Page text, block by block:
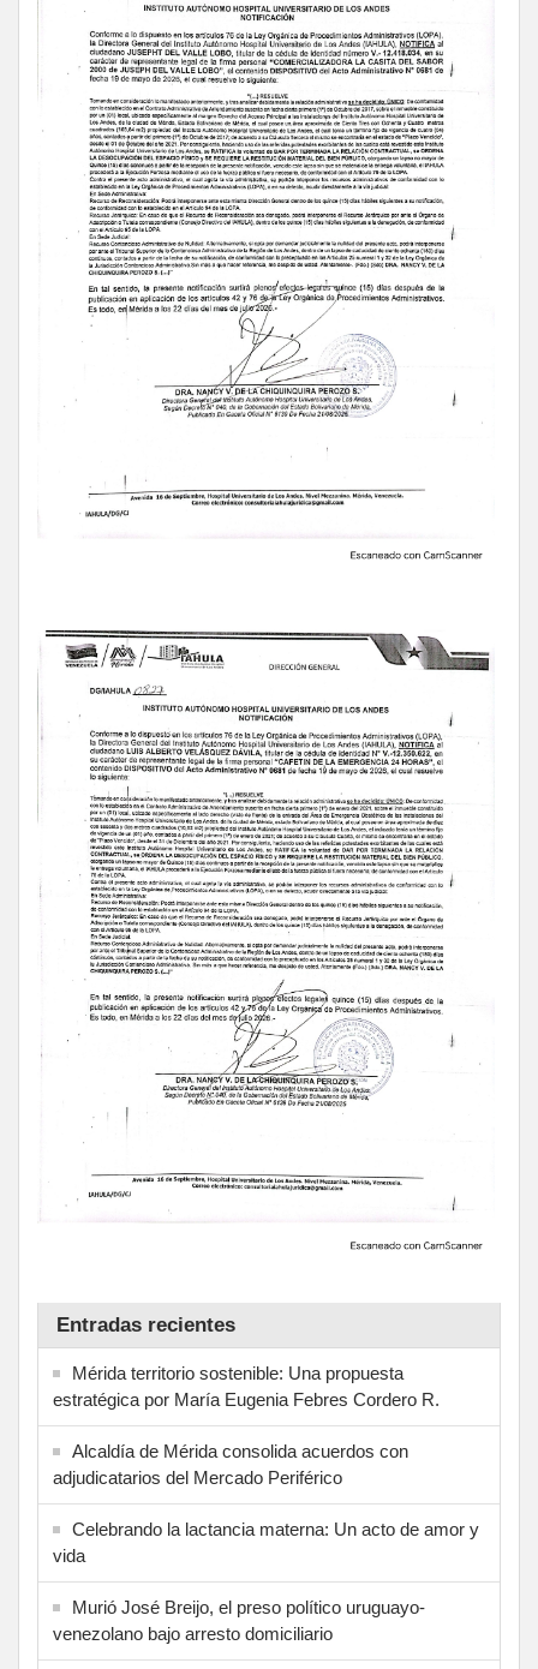
Entradas recientes
Mérida territorio sostenible: Una propuesta
estratégica por María Eugenia Febres Cordero R.
Alcaldía de Mérida consolida acuerdos con
adjudicatarios del Mercado Periférico
Celebrando la lactancia materna: Un acto de amor y
vida
Murió José Breijo, el preso político uruguayo-
venezolano bajo arresto domiciliario